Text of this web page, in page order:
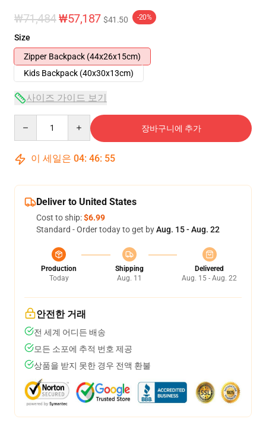
₩71,484₩57,187 $41.50 -20%
Size
Zipper Backpack (44x26x15cm)
Kids Backpack (40x30x13cm)
사이즈 가이드 보기
장바구니에 추가
이 세일은 04: 46: 54
Deliver to United States
Cost to ship:$6.99
Standard - Order today to get byAug. 15 - Aug. 22
Production
Today
Shipping
Aug. 11
Delivered
Aug. 15 - Aug. 22
안전한 거래
전 세계 어디든 배송
모든 소포에 추적 번호 제공
상품을 받지 못한 경우 전액 환불